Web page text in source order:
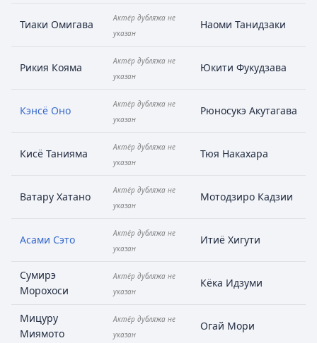
Тиаки Омигава
Актёр дубляжа не
указан
Наоми Танидзаки
Рикия Кояма
Актёр дубляжа не
указан
Юкити Фукудзава
Кэнсё Оно
Актёр дубляжа не
указан
Рюносукэ Акутагава
Кисё Танияма
Актёр дубляжа не
указан
Тюя Накахара
Ватару Хатано
Актёр дубляжа не
указан
Мотодзиро Кадзии
Асами Сэто
Актёр дубляжа не
указан
Итиё Хигути
Сумирэ
Морохоси
Актёр дубляжа не
указан
Кёка Идзуми
Мицуру
Миямото
Актёр дубляжа не
указан
Огай Мори